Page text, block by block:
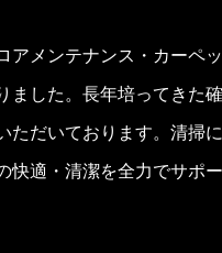
メンテナンス・カーペ
した。 長年培ってきた
だいております。清掃
適・清潔を全力でサポー